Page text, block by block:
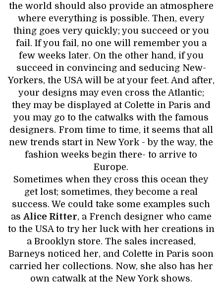
the world should also provide an atmosphere
where everything is possible. Then, every
thing goes very quickly; you succeed or you
fail. If you fail, no one will remember you a
few weeks later. On the other hand, if you
succeed in convincing and seducing New-
Yorkers, the USA will be at your feet. And after,
your designs may even cross the Atlantic;
they may be displayed at Colette in Paris and
you may go to the catwalks with the famous
designers. From time to time, it seems that all
new trends start in New York - by the way, the
fashion weeks begin there- to arrive to
Europe.
Sometimes when they cross this ocean they
get lost; sometimes, they become a real
success. We could take some examples such
as Alice Ritter, a French designer who came
to the USA to try her luck with her creations in
a Brooklyn store. The sales increased,
Barneys noticed her, and Colette in Paris soon
carried her collections. Now, she also has her
own catwalk at the New York shows.